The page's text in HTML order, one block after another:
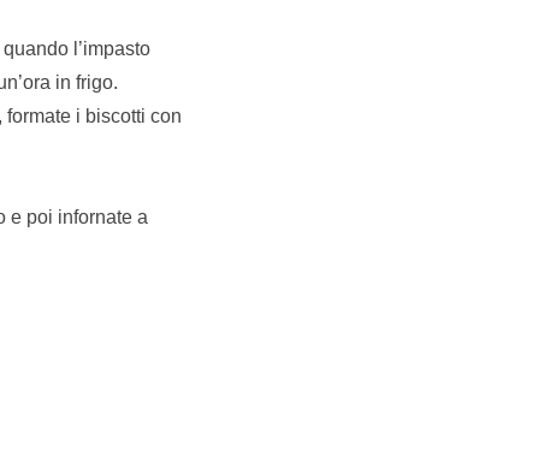
l’impasto
in frigo.
i biscotti con
e poi infornate a